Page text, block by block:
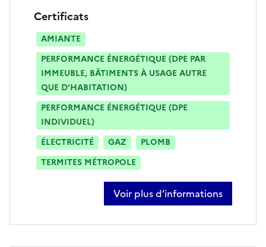
Certificats
AMIANTE
PERFORMANCE ÉNERGÉTIQUE (DPE PAR
IMMEUBLE, BÂTIMENTS À USAGE AUTRE
QUE D’HABITATION)
PERFORMANCE ÉNERGÉTIQUE (DPE
INDIVIDUEL)
ÉLECTRICITÉ
GAZ
PLOMB
TERMITES MÉTROPOLE
Voir plus d’informations
sur kevin martin